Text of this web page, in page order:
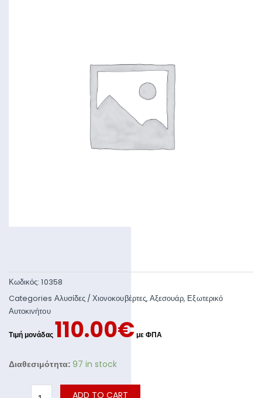
Κωδικός:10358
Categories Αλυσίδες / Χιονοκουβέρτες, Αξεσουάρ, Εξωτερικό
Αυτοκινήτου
110.00€
Διαθεσιμότητα: 97 in stock
ADD TO CART